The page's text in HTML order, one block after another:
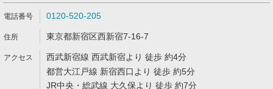
0120-520-205
東京都新宿区西新宿7-16-7
西武新宿線 西武新宿より 徒歩 約4分
都営大江戸線 新宿西口より 徒歩 約5分
JR中央・総武線 大久保より 徒歩 約7分